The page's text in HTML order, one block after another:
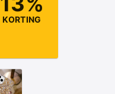
KORTING